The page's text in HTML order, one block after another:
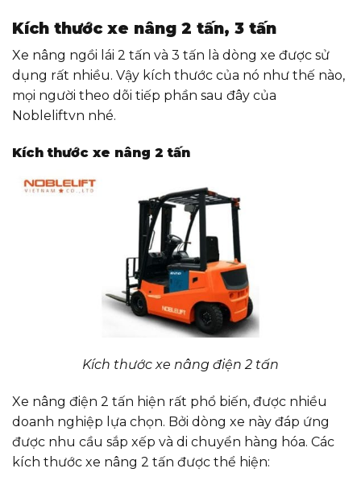
Kích thước xe nâng 2 tấn, 3 tấn
Xe nâng ngồi lái 2 tấn và 3 tấn là dòng xe được sử
dụng rất nhiều. Vậy kích thước của nó như thế nào,
mọi người theo dõi tiếp phần sau đây của
Nobleliftvn nhé.
Kích thước xe nâng 2 tấn
Kích thước xe nâng điện 2 tấn
Xe nâng điện 2 tấn hiện rất phổ biến, được nhiều
doanh nghiệp lựa chọn. Bởi dòng xe này đáp ứng
được nhu cầu sắp xếp và di chuyển hàng hóa. Các
kích thước xe nâng 2 tấn được thể hiện: